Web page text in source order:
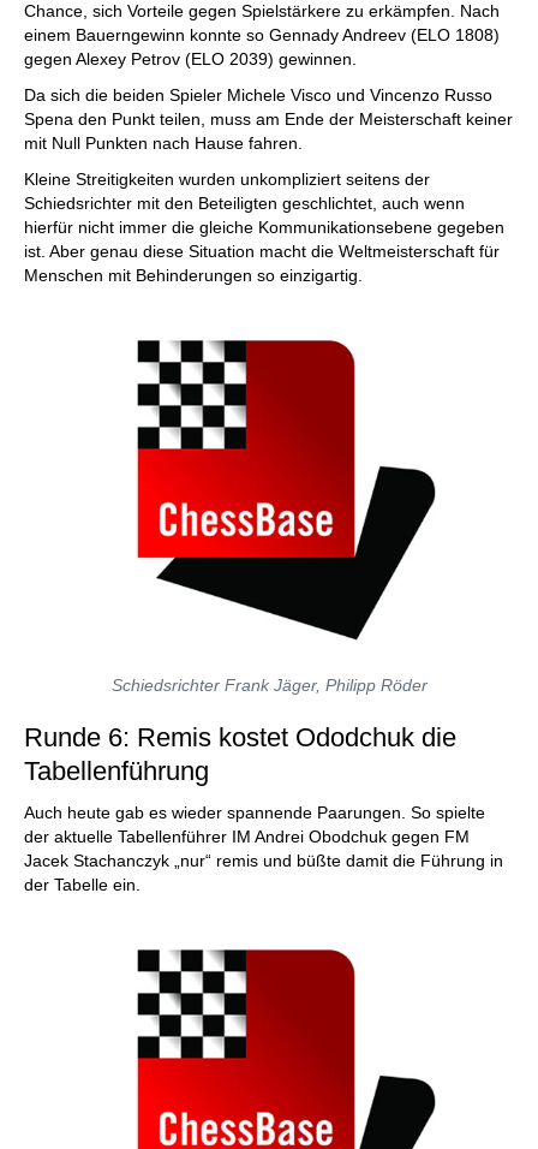
Chance, sich Vorteile gegen Spielstärkere zu erkämpfen. Nach
einem Bauerngewinn konnte so Gennady Andreev (ELO 1808)
gegen Alexey Petrov (ELO 2039) gewinnen.
Da sich die beiden Spieler Michele Visco und Vincenzo Russo
Spena den Punkt teilen, muss am Ende der Meisterschaft keiner
mit Null Punkten nach Hause fahren.
Kleine Streitigkeiten wurden unkompliziert seitens der
Schiedsrichter mit den Beteiligten geschlichtet, auch wenn
hierfür nicht immer die gleiche Kommunikationsebene gegeben
ist. Aber genau diese Situation macht die Weltmeisterschaft für
Menschen mit Behinderungen so einzigartig.
Schiedsrichter Frank Jäger, Philipp Röder
Runde 6: Remis kostet Ododchuk die
Tabellenführung
Auch heute gab es wieder spannende Paarungen. So spielte
der aktuelle Tabellenführer IM Andrei Obodchuk gegen FM
Jacek Stachanczyk „nur“ remis und büßte damit die Führung in
der Tabelle ein.